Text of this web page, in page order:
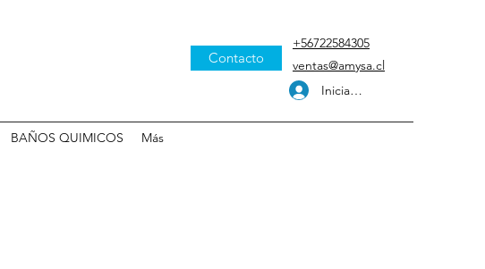
Contacto
Iniciar sesión
+56722584305
ventas@amysa.cl
BAÑOS QUIMICOS Más